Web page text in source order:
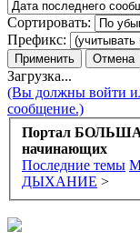
Сортировать:
Префикс:
Загрузка...
(Вы должны войти
сообщение.)
Портал
начинающих
Последние темы
ДЫХАНИЕ >